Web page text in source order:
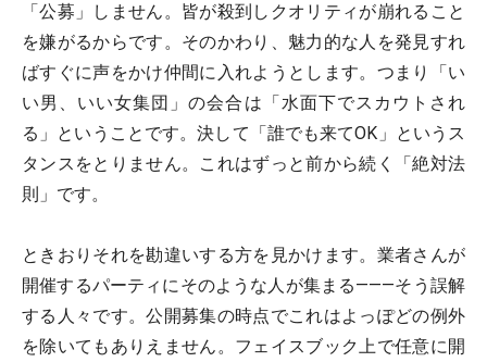
「公募」しません。皆が殺到しクオリティが崩れること
を嫌がるからです。そのかわり、魅力的な人を発見すれ
ばすぐに声をかけ仲間に入れようとします。つまり「い
い男、いい女集団」の会合は「水面下でスカウトされ
る」ということです。決して「誰でも来てOK」というス
タンスをとりません。これはずっと前から続く「絶対法
則」です。
ときおりそれを勘違いする方を見かけます。業者さんが
開催するパーティにそのような人が集まる―――そう誤解
する人々です。公開募集の時点でこれはよっぽどの例外
を除いてもありえません。フェイスブック上で任意に開